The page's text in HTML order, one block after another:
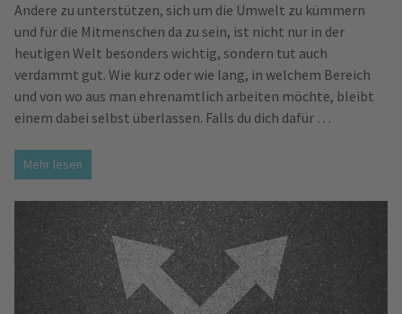
Andere zu unterstützen, sich um die Umwelt zu kümmern
und für die Mitmenschen da zu sein, ist nicht nur in der
heutigen Welt besonders wichtig, sondern tut auch
verdammt gut. Wie kurz oder wie lang, in welchem Bereich
und von wo aus man ehrenamtlich arbeiten möchte, bleibt
einem dabei selbst überlassen. Falls du dich dafür …
Mehr lesen